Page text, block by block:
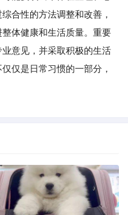
合性的方法调整和改善，
体健康和生活质量。重要
意见，并采取积极的生活
仅是日常习惯的一部分，